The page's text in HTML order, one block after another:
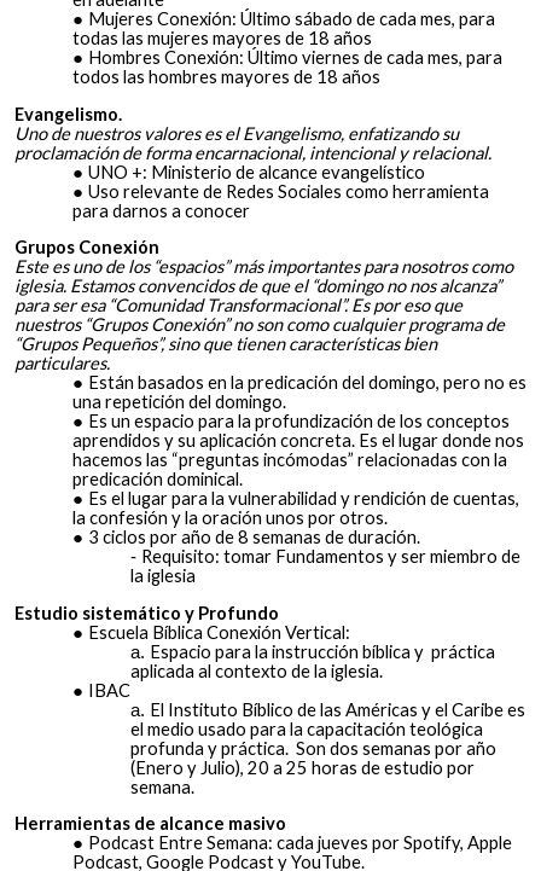
Mujeres Conexión: Último sábado de cada mes, para
todas las mujeres mayores de 18 años
Hombres Conexión: Último viernes de cada mes, para
todos las hombres mayores de 18 años
Evangelismo.
Uno de nuestros valores es el Evangelismo, enfatizando su
proclamación de forma encarnacional, intencional y relacional.
UNO +: Ministerio de alcance evangelístico
Uso relevante de Redes Sociales como herramienta
para darnos a conocer
Grupos Conexión
Este es uno de los “espacios” más importantes para nosotros como
iglesia. Estamos convencidos de que el “domingo no nos alcanza”
para ser esa “Comunidad Transformacional”. Es por eso que
nuestros “Grupos Conexión” no son como cualquier programa de
“Grupos Pequeños”, sino que tienen características bien
particulares.
Están basados en la predicación del domingo, pero no es
una repetición del domingo.
Es un espacio para la profundización de los conceptos
aprendidos y su aplicación concreta. Es el lugar donde nos
hacemos las “preguntas incómodas” relacionadas con la
predicación dominical.
Es el lugar para la vulnerabilidad y rendición de cuentas,
la confesión y la oración unos por otros.
3 ciclos por año de 8 semanas de duración.
Requisito: tomar Fundamentos y ser miembro de
la iglesia
Estudio sistemático y Profundo
Escuela Bíblica Conexión Vertical:
Espacio para la instrucción bíblica y práctica
aplicada al contexto de la iglesia.
IBAC
El Instituto Bíblico de las Américas y el Caribe es
el medio usado para la capacitación teológica
profunda y práctica. Son dos semanas por año
(Enero y Julio), 20 a 25 horas de estudio por
semana.
Herramientas de alcance masivo
Podcast Entre Semana: cada jueves por Spotify, Apple
Podcast, Google Podcast y YouTube.